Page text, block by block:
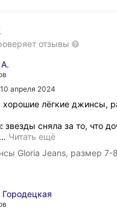
отзывы
10 апреля 2024
хорошие лёгкие джинсы,
звезды сняла за то, что
… Читать ещё
Gloria Jeans, размер 7-
Городецкая